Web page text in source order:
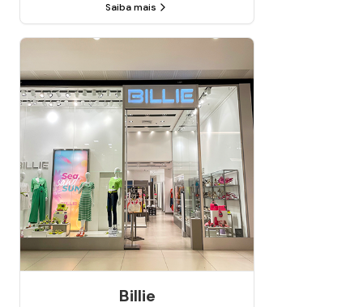
Saiba mais
Billie